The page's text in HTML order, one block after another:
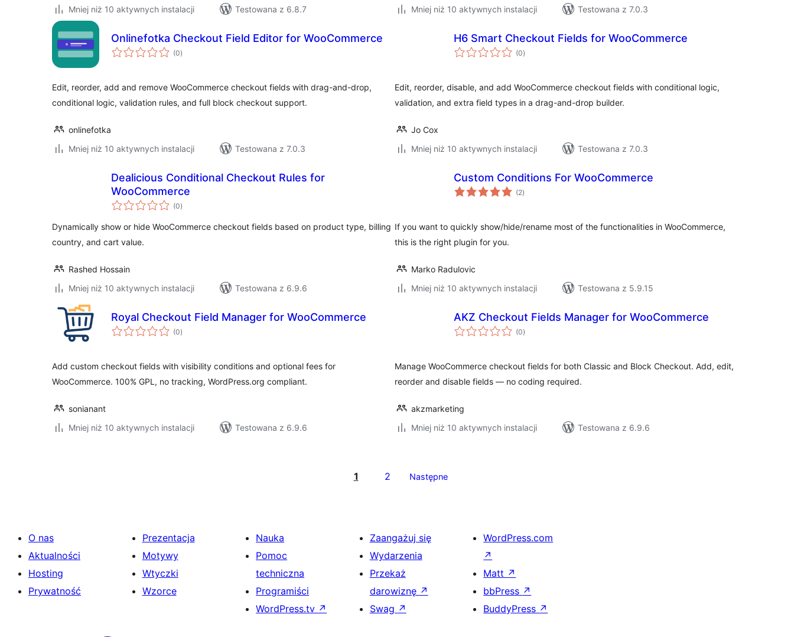
Mniej niż 10 aktywnych instalacji
Testowana z 6.8.7
Mniej niż 10 aktywnych instalacji
Testowana z 7.0.3
Onlinefotka Checkout Field Editor for WooCommerce
(0wszystkich
ocen
)
Edit, reorder, add and remove WooCommerce checkout fields with drag-and-drop,
conditional logic, validation rules, and full block checkout support.
onlinefotka
Mniej niż 10 aktywnych instalacji
Testowana z 7.0.3
H6 Smart Checkout Fields for WooCommerce
(0wszystkich
ocen
)
Edit, reorder, disable, and add WooCommerce checkout fields with conditional logic,
validation, and extra field types in a drag-and-drop builder.
Jo Cox
Mniej niż 10 aktywnych instalacji
Testowana z 7.0.3
Dealicious Conditional Checkout Rules for
WooCommerce
(0wszystkich
ocen
)
Dynamically show or hide WooCommerce checkout fields based on product type, billing
country, and cart value.
Rashed Hossain
Mniej niż 10 aktywnych instalacji
Testowana z 6.9.6
Custom Conditions For WooCommerce
(2wszystkich
ocen
)
If you want to quickly show/hide/rename most of the functionalities in WooCommerce,
this is the right plugin for you.
Marko Radulovic
Mniej niż 10 aktywnych instalacji
Testowana z 5.9.15
Royal Checkout Field Manager for WooCommerce
(0wszystkich
ocen
)
Add custom checkout fields with visibility conditions and optional fees for
WooCommerce. 100% GPL, no tracking, WordPress.org compliant.
sonianant
Mniej niż 10 aktywnych instalacji
Testowana z 6.9.6
AKZ Checkout Fields Manager for WooCommerce
(0wszystkich
ocen
)
Manage WooCommerce checkout fields for both Classic and Block Checkout. Add, edit,
reorder and disable fields — no coding required.
akzmarketing
Mniej niż 10 aktywnych instalacji
Testowana z 6.9.6
1 2 Następne
O nas
Aktualności
Hosting
Prywatność
Prezentacja
Motywy
Wtyczki
Wzorce
Nauka
Pomoc
techniczna
Programiści
WordPress.tv ↗
Zaangażuj się
Wydarzenia
Przekaż
darowiznę ↗
Swag ↗
WordPress.com
↗
Matt ↗
bbPress ↗
BuddyPress ↗